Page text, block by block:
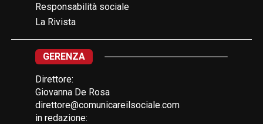
Responsabilità sociale
La Rivista
GERENZA
Direttore:
Giovanna De Rosa
direttore@comunicareilsociale.com
in redazione: